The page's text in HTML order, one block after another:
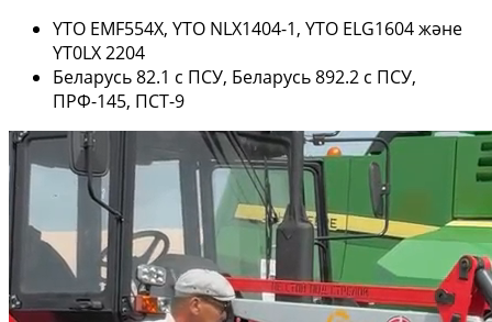
YTO EMF554X, YTO NLX1404-1, YTO ELG1604 және
YT0LX 2204
Беларусь 82.1 с ПСУ, Беларусь 892.2 с ПСУ,
ПРФ-145, ПСТ-9